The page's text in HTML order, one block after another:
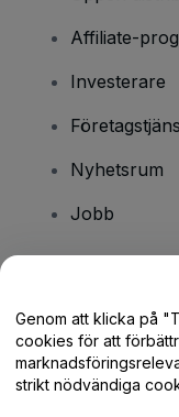
Affiliate-
Investerare
Nyhetsrum
Jobb
Hjälpcenter
Genom att klicka på
cookies för att
strikt nödvändiga